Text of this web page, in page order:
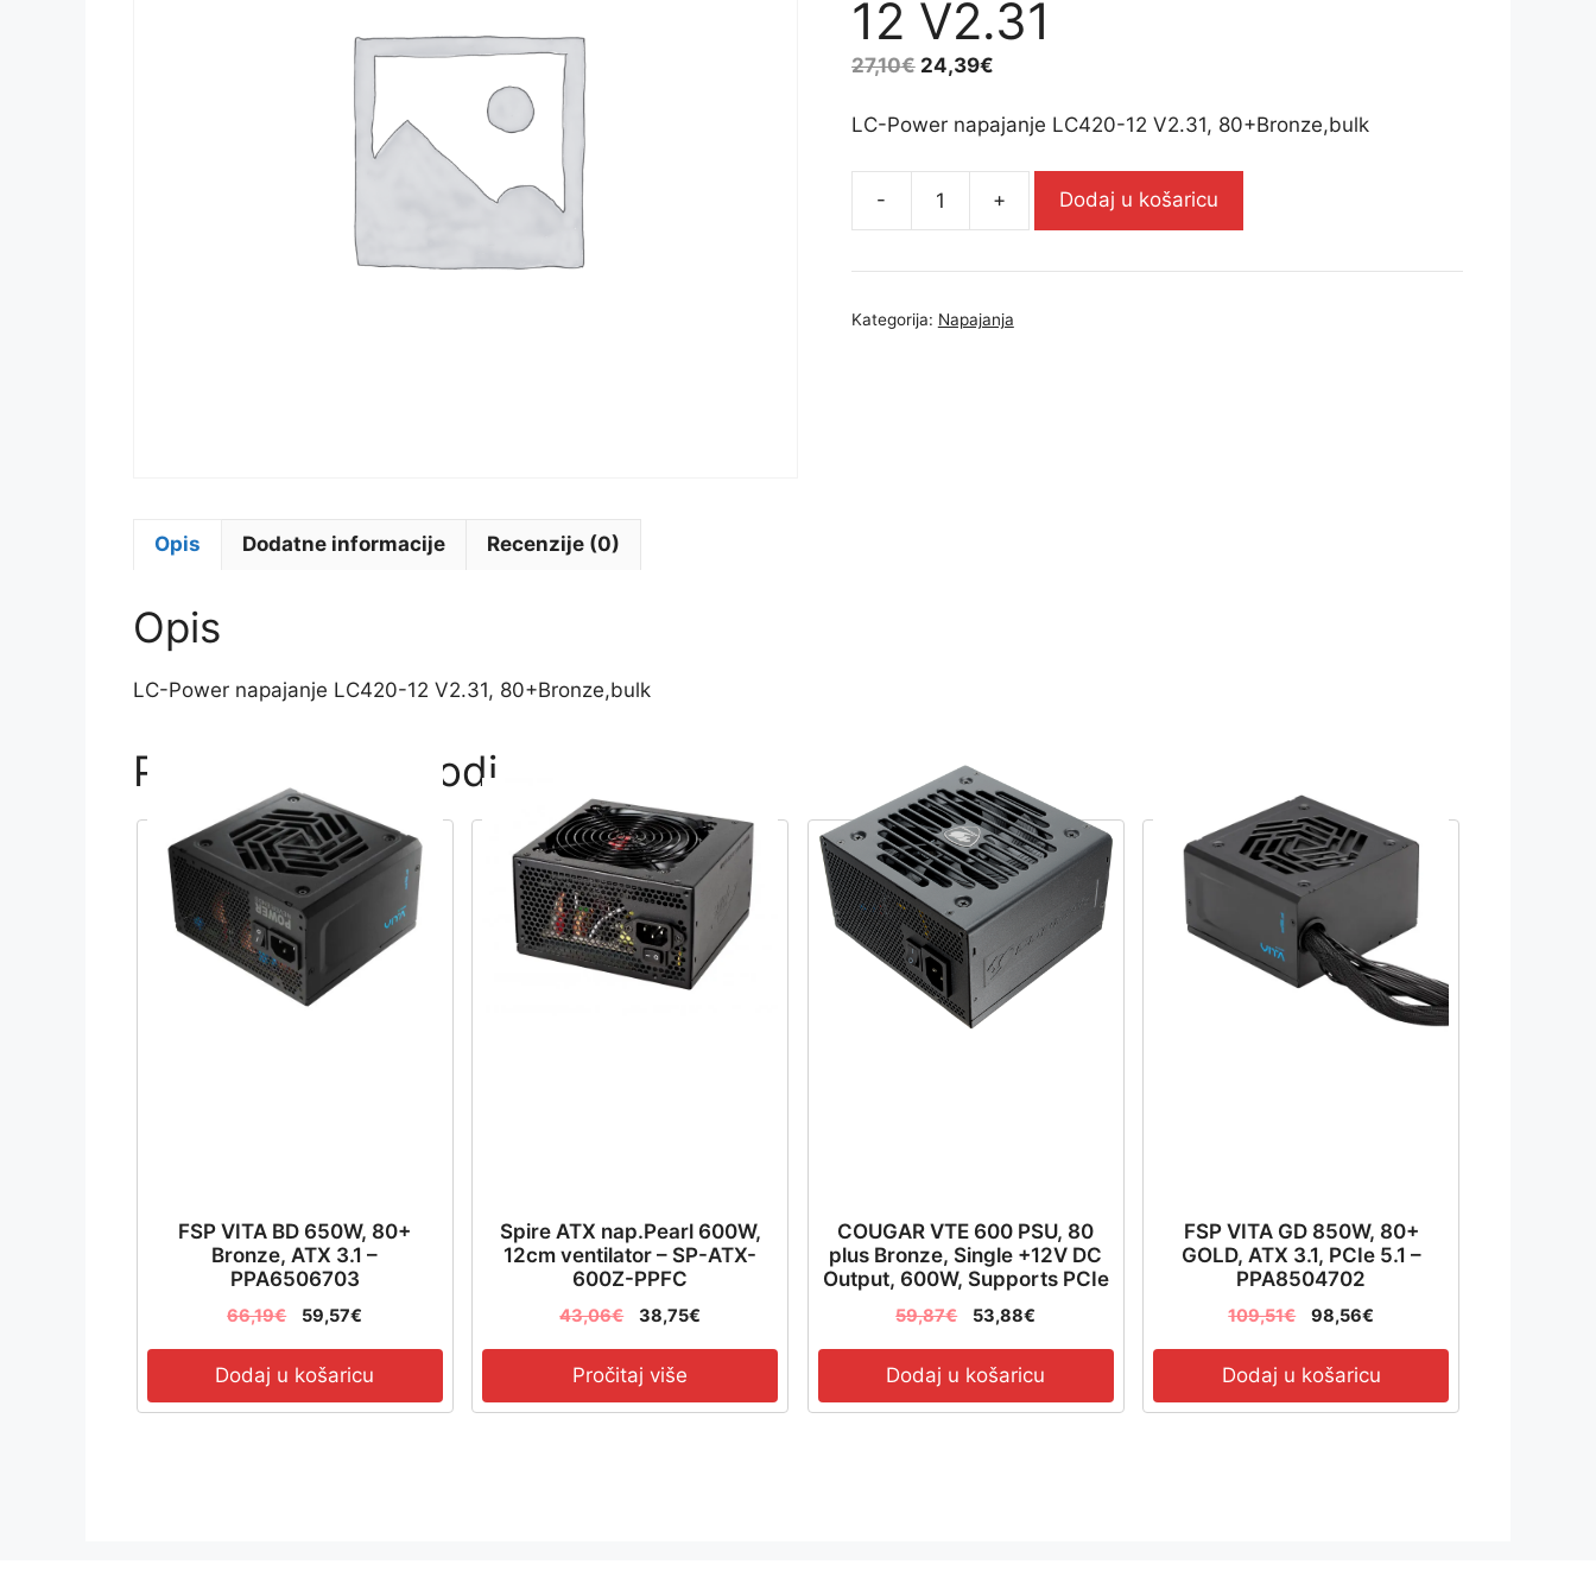
12 V2.31
27,10€ 24,39€
LC-Power napajanje LC420-12 V2.31, 80+Bronze,bulk
-
napajanje
12
+ Dodaj u košaricu
Kategorija: Napajanja
Opis Dodatne informacije Recenzije (0)
Opis
LC-Power napajanje LC420-12 V2.31, 80+Bronze,bulk
Povezani proizvodi
FSP VITA BD 650W, 80+
Bronze, ATX 3.1 –
PPA6506703
66,19€ 59,57€
Dodaj u košaricu
Spire ATX nap.Pearl 600W,
12cm ventilator – SP-ATX-
600Z-PPFC
43,06€ 38,75€
Pročitaj više
COUGAR VTE 600 PSU, 80
plus Bronze, Single +12V DC
Output, 600W, Supports PCIe
4.0 graphics cards – CGR BS-
600
59,87€ 53,88€
Dodaj u košaricu
FSP VITA GD 850W, 80+
GOLD, ATX 3.1, PCIe 5.1 –
PPA8504702
109,51€ 98,56€
Dodaj u košaricu